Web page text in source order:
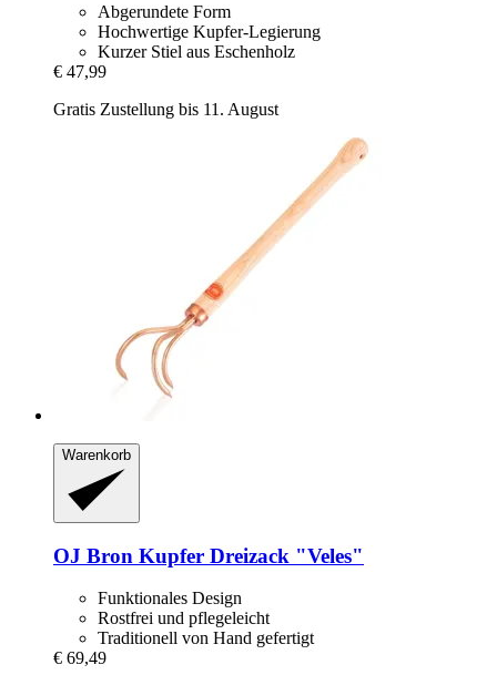
Abgerundete Form
Hochwertige Kupfer-Legierung
Kurzer Stiel aus Eschenholz
€ 47,99
Gratis Zustellung bis 11. August
Warenkorb
OJ Bron Kupfer Dreizack "Veles"
Funktionales Design
Rostfrei und pflegeleicht
Traditionell von Hand gefertigt
€ 69,49